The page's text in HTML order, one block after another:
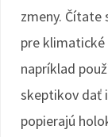
zmeny. Čítate
pre klimatické
napríklad
skeptikov dať
popierajú